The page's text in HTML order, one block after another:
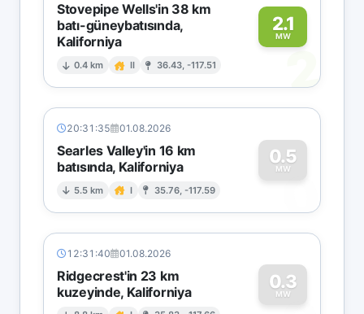
Stovepipe Wells'in 38 km
batı-güneybatısında,
Kaliforniya
0.4 km II 36.43, -117.51
2.1
MW
2
20:31:35 01.08.2026
Searles Valley'in 16 km
batısında, Kaliforniya
5.5 km I 35.76, -117.59
0.5
MW
0
12:31:40 01.08.2026
Ridgecrest'in 23 km
kuzeyinde, Kaliforniya
0.3
MW